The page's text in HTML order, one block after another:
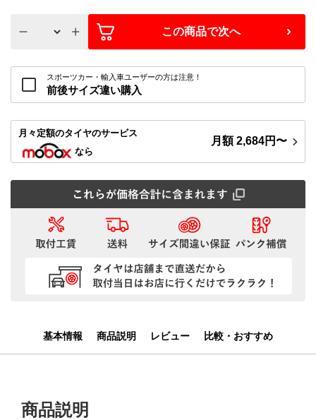
この商品で次へ
スポーツカー・輸入車ユーザーの方は注意！
前後サイズ違い購入
月々定額のタイヤのサービス
なら
月額2,684円〜
基本情報 商品説明 レビュー 比較・おすすめ
商品説明